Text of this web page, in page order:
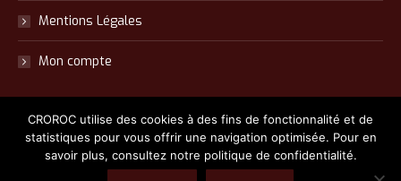
Mentions Légales
Mon compte
CROROC utilise des cookies à des fins de fonctionnalité et de
statistiques pour vous offrir une navigation optimisée. Pour en
savoir plus, consultez notre politique de confidentialité.